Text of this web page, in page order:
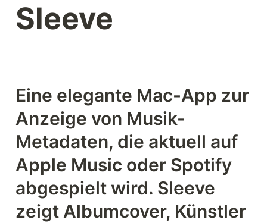
Sleeve
Eine elegante Mac-App zur
Anzeige von Musik-
Metadaten, die aktuell auf
Apple Music oder Spotify
abgespielt wird. Sleeve
zeigt Albumcover, Künstler